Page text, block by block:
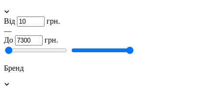
Від
грн.
—
До
грн.
Бренд